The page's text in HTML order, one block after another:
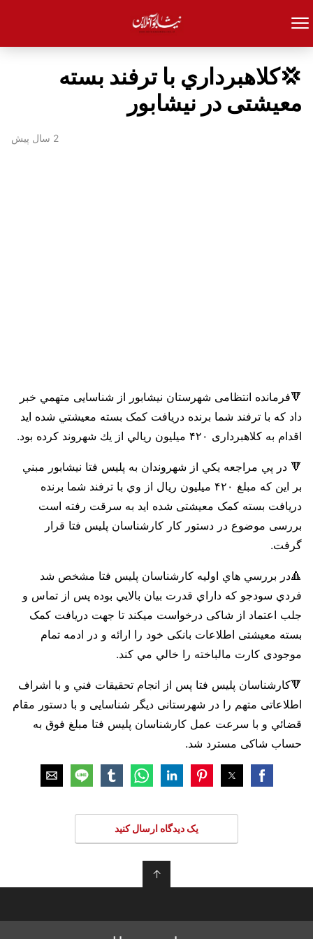
💢کلاهبرداري با ترفند بسته
معیشتی در نیشابور
2 سال پیش
🔻فرمانده انتظامی شهرستان نیشابور از شناسایی متهمي خبر
داد که با ترفند شما برنده دریافت کمک بسته معيشتي شده اید
اقدام به کلاهبرداری ۴۲۰ میلیون ريالي از يك شهروند کرده بود.
🔻 در پي مراجعه يکي از شهروندان به پلیس فتا نیشابور مبني
بر این که مبلغ ۴۲۰ میلیون ریال از وي با ترفند شما برنده
دریافت بسته کمک معیشتی شده اید به سرقت رفته است
بررسی موضوع در دستور کار کارشناسان پلیس فتا قرار
گرفت.
🔺در بررسي هاي اوليه کارشناسان پلیس فتا مشخص شد
فردي سودجو که داراي قدرت بیان بالايي بوده پس از تماس و
جلب اعتماد از شاکی درخواست میکند تا جهت دریافت کمک
بسته معیشتی اطلاعات بانکی خود را ارائه و در ادمه تمام
موجودی کارت مالباخته را خالي مي کند.
🔻کارشناسان پلیس فتا پس از انجام تحقیقات فني و با اشراف
اطلاعاتی متهم را در شهرستانی دیگر شناسایی و با دستور مقام
قضائي و با سرعت عمل کارشناسان پلیس فتا مبلغ فوق به
حساب شاکی مسترد شد.
یک دیدگاه ارسال کنید
↑